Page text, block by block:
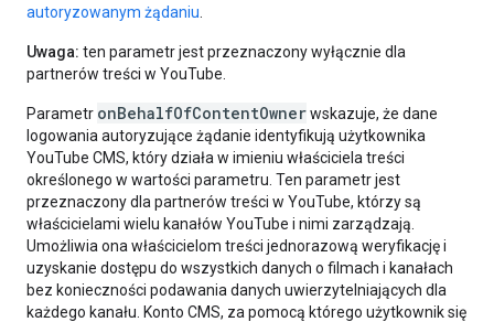
autoryzowanym żądaniu
Uwaga: ten parametr jest przeznaczony wyłącznie dla
partnerów treści w YouTube.
Parametr onBehalfOfContentOwnerwskazuje, że dane
logowania autoryzujące żądanie identyfikują użytkownika
YouTube CMS, który działa w imieniu właściciela treści
określonego w wartości parametru. Ten parametr jest
przeznaczony dla partnerów treści w YouTube, którzy są
właścicielami wielu kanałów YouTube i nimi zarządzają.
Umożliwia ona właścicielom treści jednorazową weryfikację i
uzyskanie dostępu do wszystkich danych o filmach i kanałach
bez konieczności podawania danych uwierzytelniających dla
każdego kanału. Konto CMS, za pomocą którego użytkownik się